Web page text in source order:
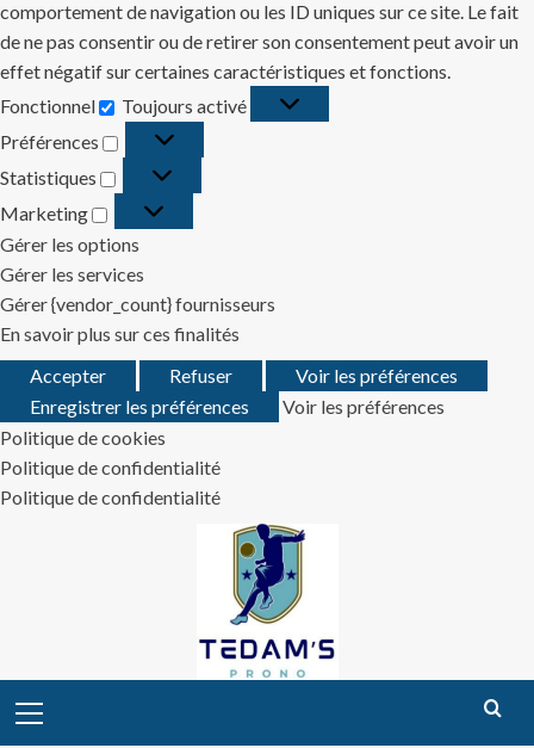
comportement de navigation ou les ID uniques sur ce site. Le fait
de ne pas consentir ou de retirer son consentement peut avoir un
effet négatif sur certaines caractéristiques et fonctions.
Fonctionnel
Fonctionnel
Toujours activé
Préférences
Préférences
Statistiques
Statistiques
Marketing
Marketing
Gérer les options
Gérer les services
Gérer {vendor_count} fournisseurs
En savoir plus sur ces finalités
Accepter
Refuser
Voir les préférences
Enregistrer les préférences
Voir les préférences
Politique de cookies
Politique de confidentialité
Politique de confidentialité
Menu